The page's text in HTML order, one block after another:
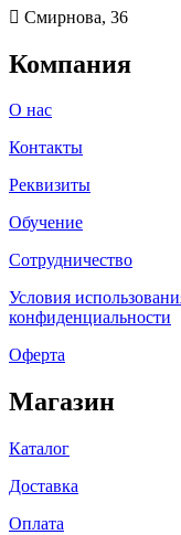
Смирнова, 36
Компания
О нас
Контакты
Реквизиты
Обучение
Сотрудничество
Условия
конфиденциальности
Оферта
Магазин
Каталог
Доставка
Оплата